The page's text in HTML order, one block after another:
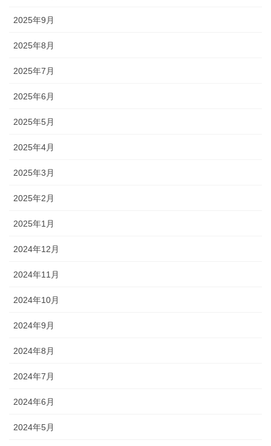
2025年9月
2025年8月
2025年7月
2025年6月
2025年5月
2025年4月
2025年3月
2025年2月
2025年1月
2024年12月
2024年11月
2024年10月
2024年9月
2024年8月
2024年7月
2024年6月
2024年5月